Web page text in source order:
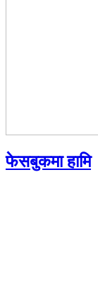
फेसबुकमा हामि